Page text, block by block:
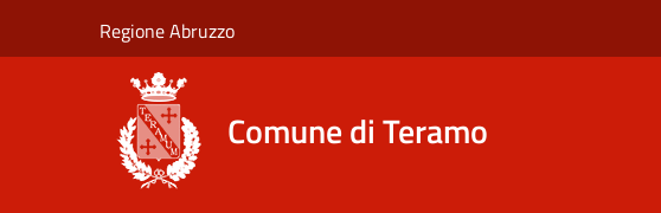
Regione Abruzzo
Comune di Teramo